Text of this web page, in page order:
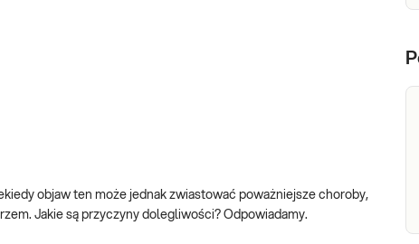
objaw ten może jednak zwiastować poważniejsze choroby,
Jakie są przyczyny dolegliwości? Odpowiadamy.